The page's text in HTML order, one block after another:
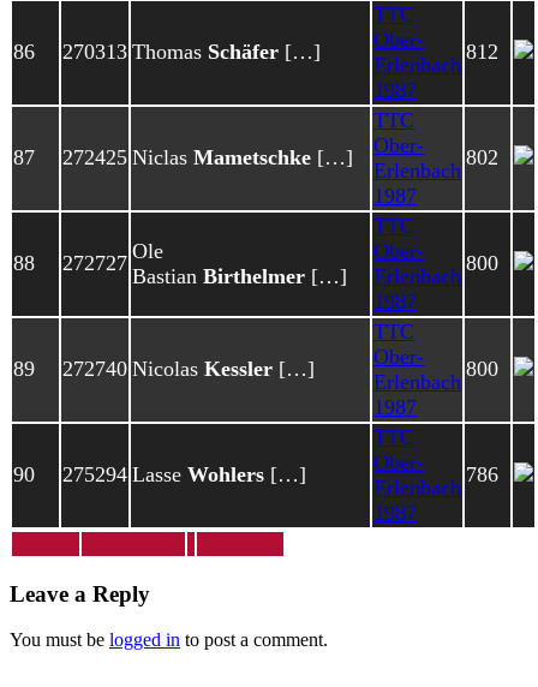
86 270313 Thomas Schäfer […]
TTC
Ober-
Erlenbach
1987
812
87 272425 Niclas Mametschke […]
TTC
Ober-
Erlenbach
1987
802
88 272727 Ole
Bastian Birthelmer […]
TTC
Ober-
Erlenbach
1987
800
89 272740 Nicolas Kessler […]
TTC
Ober-
Erlenbach
1987
800
90 275294 Lasse Wohlers […]
TTC
Ober-
Erlenbach
1987
786
Leave a Reply
You must be logged in to post a comment.